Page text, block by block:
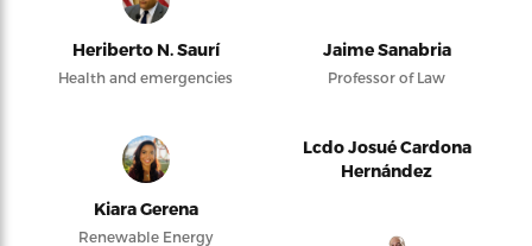
Heriberto N. Saurí
Health and emergencies
Jaime Sanabria
Professor of Law
Kiara Gerena
Renewable Energy
Lcdo Josué Cardona
Hernández